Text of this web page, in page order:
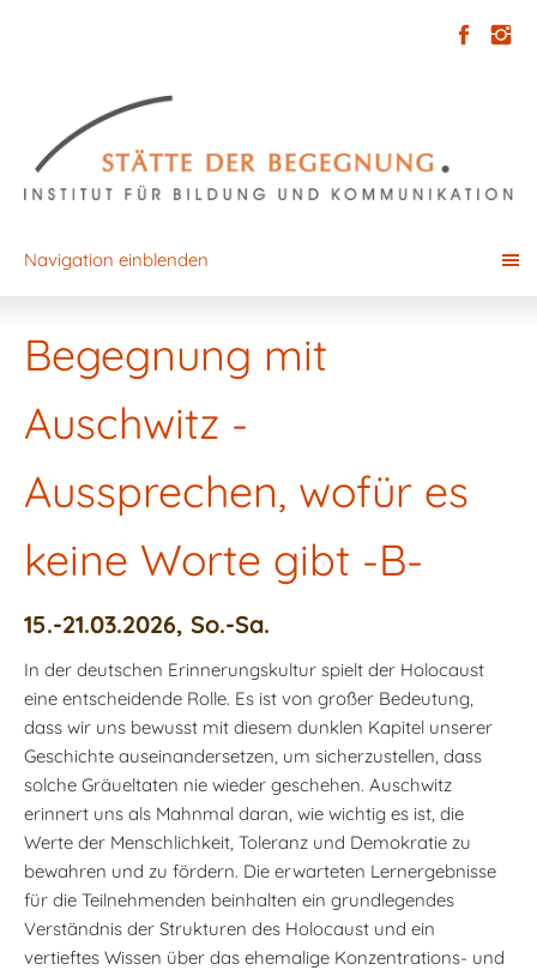
Navigation einblenden
Begegnung mit
Auschwitz -
Aussprechen, wofür es
keine Worte gibt -B-
15.-21.03.2026, So.-Sa.
In der deutschen Erinnerungskultur spielt der Holocaust
eine entscheidende Rolle. Es ist von großer Bedeutung,
dass wir uns bewusst mit diesem dunklen Kapitel unserer
Geschichte auseinandersetzen, um sicherzustellen, dass
solche Gräueltaten nie wieder geschehen. Auschwitz
erinnert uns als Mahnmal daran, wie wichtig es ist, die
Werte der Menschlichkeit, Toleranz und Demokratie zu
bewahren und zu fördern. Die erwarteten Lernergebnisse
für die Teilnehmenden beinhalten ein grundlegendes
Verständnis der Strukturen des Holocaust und ein
vertieftes Wissen über das ehemalige Konzentrations- und